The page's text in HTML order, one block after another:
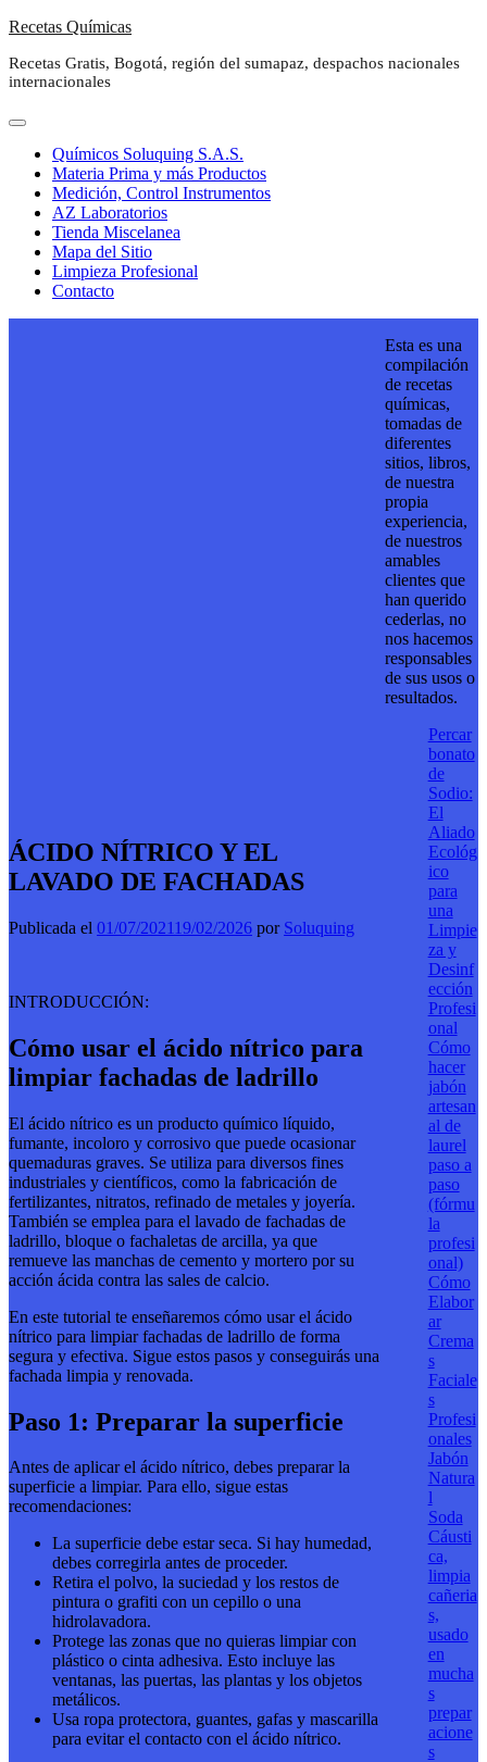
Saltar
contenido
Recetas Químicas
Recetas Gratis, Bogotá, región del sumapaz, despachos nacionales
internacionales
Químicos Soluquing S.A.S.
Materia Prima y más Productos
Medición, Control Instrumentos
AZ Laboratorios
Tienda Miscelanea
Mapa del Sitio
Limpieza Profesional
Contacto
ÁCIDO NÍTRICO Y EL
LAVADO DE FACHADAS
Publicada el 01/07/2021 19/02/2026 por Soluquing
INTRODUCCIÓN:
Cómo usar el ácido nítrico para
limpiar fachadas de ladrillo
El ácido nítrico es un producto químico líquido,
fumante, incoloro y corrosivo que puede ocasionar
quemaduras graves. Se utiliza para diversos fines
industriales y científicos, como la fabricación de
fertilizantes, nitratos, refinado de metales y joyería.
También se emplea para el lavado de fachadas de
ladrillo, bloque o fachaletas de arcilla, ya que
remueve las manchas de cemento y mortero por su
acción ácida contra las sales de calcio.
En este tutorial te enseñaremos cómo usar el ácido
nítrico para limpiar fachadas de ladrillo de forma
segura y efectiva. Sigue estos pasos y conseguirás una
fachada limpia y renovada.
Paso 1: Preparar la superficie
Antes de aplicar el ácido nítrico, debes preparar la
superficie a limpiar. Para ello, sigue estas
recomendaciones:
La superficie debe estar seca. Si hay humedad,
debes corregirla antes de proceder.
Retira el polvo, la suciedad y los restos de
pintura o grafiti con un cepillo o una
hidrolavadora.
Protege las zonas que no quieras limpiar con
plástico o cinta adhesiva. Esto incluye las
ventanas, las puertas, las plantas y los objetos
metálicos.
Usa ropa protectora, guantes, gafas y mascarilla
para evitar el contacto con el ácido nítrico.
Esta es una
compilación
de recetas
químicas,
tomadas de
diferentes
sitios, libros,
de nuestra
propia
experiencia,
de nuestros
amables
clientes que
han querido
cederlas, no
nos hacemos
responsables
de sus usos o
resultados.
Percar
bonato
de
Sodio:
El
Aliado
Ecológ
ico
para
una
Limpie
za y
Desinf
ección
Profesi
onal
Cómo
hacer
jabón
artesan
al de
laurel
paso a
paso
(fórmu
la
profesi
onal)
Cómo
Elabor
ar
Crema
s
Faciale
s
Profesi
onales
Jabón
Natura
l
Soda
Cáusti
ca,
limpia
cañeria
s,
usado
en
mucha
s
prepar
acione
s